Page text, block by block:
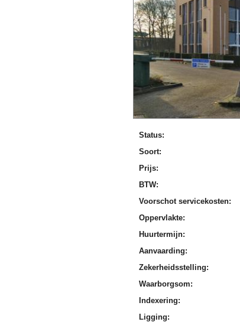
Status:
Soort:
Prijs:
BTW:
Voorschot servicekosten:
Oppervlakte:
Huurtermijn:
Aanvaarding:
Zekerheidsstelling:
Waarborgsom:
Indexering:
Ligging: